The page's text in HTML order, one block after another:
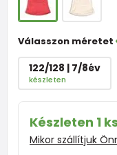
Válasszon méretet
122/128 | 7/8év
készleten
Készleten 1 ks
Mikor szállítjuk